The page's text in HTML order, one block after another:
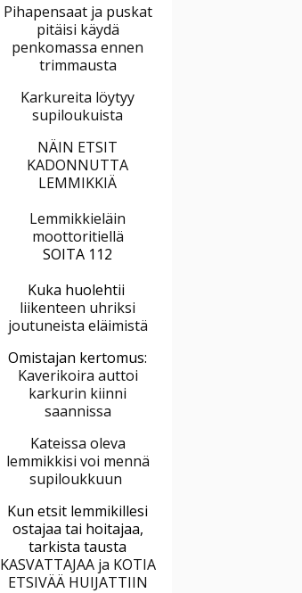
Pihapensaat ja puskat
pitäisi käydä
penkomassa ennen
trimmausta
Karkureita löytyy
supiloukuista
NÄIN ETSIT
KADONNUTTA
LEMMIKKIÄ
Lemmikkieläin
moottoritiellä
SOITA 112
Kuka huolehtii
liikenteen uhriksi
joutuneista eläimistä
Omistajan kertomus:
Kaverikoira auttoi
karkurin kiinni
saannissa
Kateissa oleva
lemmikkisi voi mennä
supiloukkuun
Kun etsit lemmikillesi
ostajaa tai hoitajaa,
tarkista tausta
KASVATTAJAA ja KOTIA
ETSIVÄÄ HUIJATTIIN